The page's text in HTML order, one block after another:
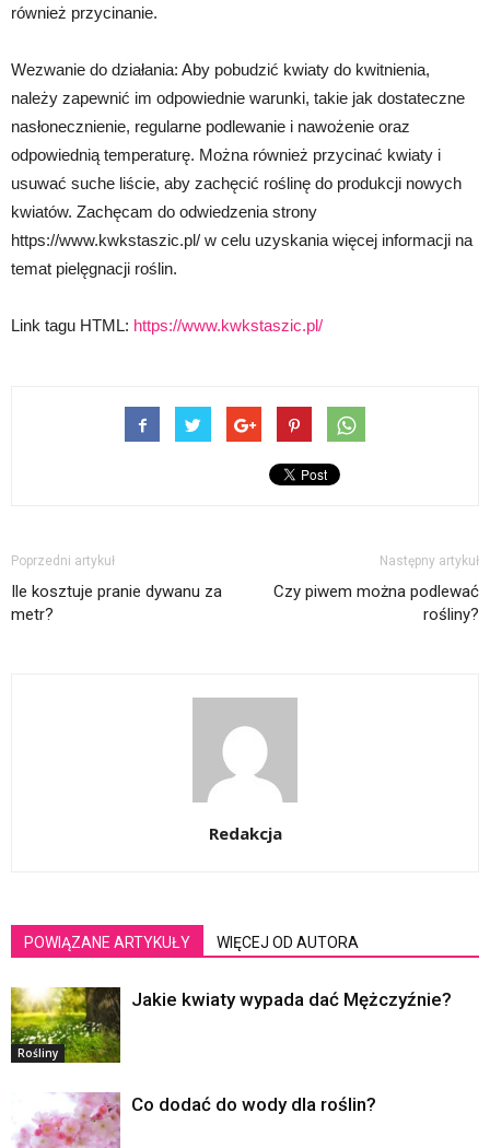
również przycinanie.
Wezwanie do działania: Aby pobudzić kwiaty do kwitnienia,
należy zapewnić im odpowiednie warunki, takie jak dostateczne
nasłonecznienie, regularne podlewanie i nawożenie oraz
odpowiednią temperaturę. Można również przycinać kwiaty i
usuwać suche liście, aby zachęcić roślinę do produkcji nowych
kwiatów. Zachęcam do odwiedzenia strony
https://www.kwkstaszic.pl/ w celu uzyskania więcej informacji na
temat pielęgnacji roślin.
Link tagu HTML: https://www.kwkstaszic.pl/
Poprzedni artykuł
Ile kosztuje pranie dywanu za
metr?
Następny artykuł
Czy piwem można podlewać
rośliny?
Redakcja
POWIĄZANE ARTYKUŁY WIĘCEJ OD AUTORA
Rośliny
Jakie kwiaty wypada dać Mężczyźnie?
Co dodać do wody dla roślin?